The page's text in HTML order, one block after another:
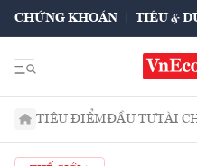
CHỨNG KHOÁN TIÊU &
TIÊU ĐIỂMĐẦU TƯTÀI